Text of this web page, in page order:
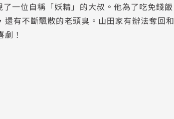
一位自稱「妖精」的大叔。他為了吃免錢飯
有不斷飄散的老頭臭。山田家有辦法奪回和
！